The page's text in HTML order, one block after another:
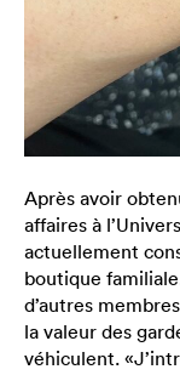
Après avoir
affaires à
actuellement
boutique
d’autres
la valeur des
véhiculent.